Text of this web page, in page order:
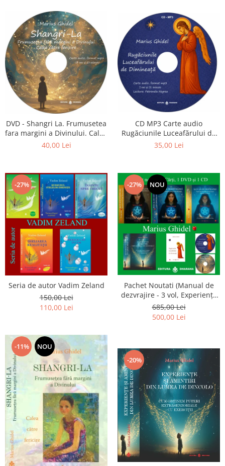
DVD - Shangri La. Frumusetea
fara margini a Divinului. Calea
catre fericire
40,00 Lei
CD MP3 Carte audio
Rugăciunile Luceafărului de
dimineață
35,00 Lei
-27%
Seria de autor Vadim Zeland
150,00 Lei
110,00 Lei
-27% NOU
Pachet Noutati (Manual de
dezvrajire - 3 vol, Experiențe
și amintiri, Rugăciunile
Luceafarului de dimineata) -
Marius Ghidel
685,00 Lei
500,00 Lei
-11% NOU
-20%